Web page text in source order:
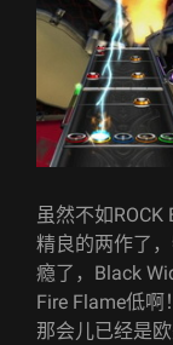
虽然不如
精良的两作了
瘾了，Black
Fire Flame低啊
那会儿已经是